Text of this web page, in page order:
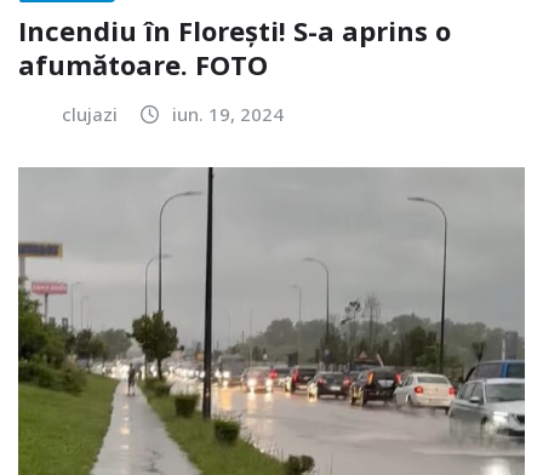
Incendiu în Florești! S-a aprins o
afumătoare. FOTO
clujazi iun. 19, 2024